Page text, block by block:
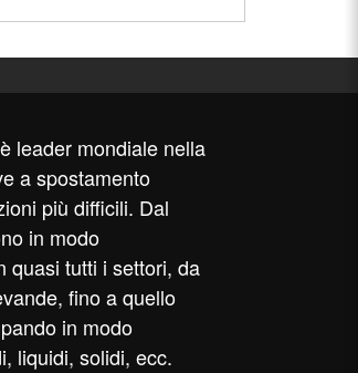
leader mondiale nella
a spostamento
più difficili. Dal
in modo
quasi tutti i settori, da
fino a quello
in modo
liquidi, solidi, ecc.